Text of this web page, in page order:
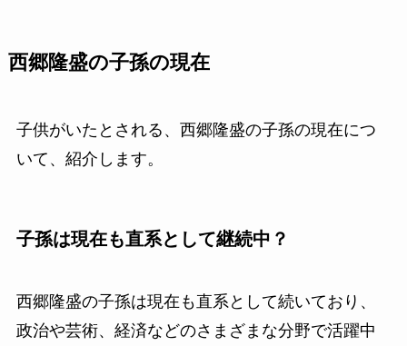
西郷隆盛の子孫の現在
子供がいたとされる、西郷隆盛の子孫の現在につ
いて、紹介します。
子孫は現在も直系として継続中？
西郷隆盛の子孫は現在も直系として続いており、
政治や芸術、経済などのさまざまな分野で活躍中